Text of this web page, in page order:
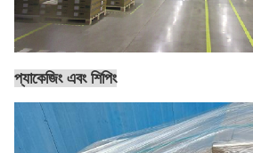
প্যাকেজিং এবং শিপিং